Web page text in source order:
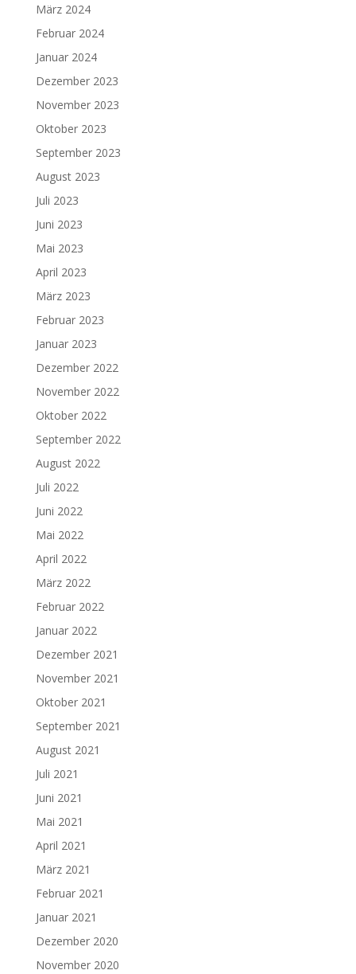
März 2024
Februar 2024
Januar 2024
Dezember 2023
November 2023
Oktober 2023
September 2023
August 2023
Juli 2023
Juni 2023
Mai 2023
April 2023
März 2023
Februar 2023
Januar 2023
Dezember 2022
November 2022
Oktober 2022
September 2022
August 2022
Juli 2022
Juni 2022
Mai 2022
April 2022
März 2022
Februar 2022
Januar 2022
Dezember 2021
November 2021
Oktober 2021
September 2021
August 2021
Juli 2021
Juni 2021
Mai 2021
April 2021
März 2021
Februar 2021
Januar 2021
Dezember 2020
November 2020